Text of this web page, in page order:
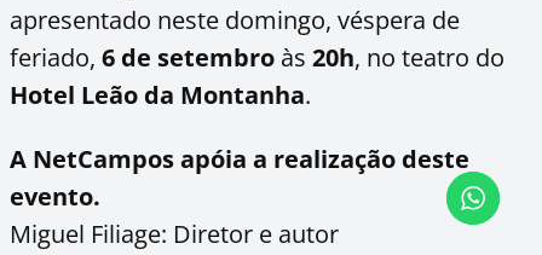
apresentado neste domingo, véspera de
feriado, 6 de setembro às 20h, no teatro do
Hotel Leão da Montanha.
A NetCampos apóia a realização deste
evento.
Miguel Filiage: Diretor e autor